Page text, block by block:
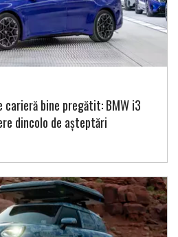
carieră bine pregătit: BMW i3
dincolo de așteptări